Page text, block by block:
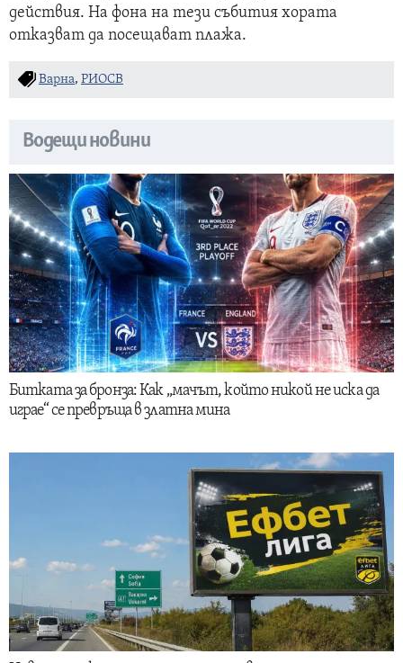
действия. На фона на тези събития хората
отказват да посещават плажа.
Варна, РИОСВ
Водещи новини
Битката за бронза: Как „мачът, който никой не иска да
играе“ се превръща в златна мина